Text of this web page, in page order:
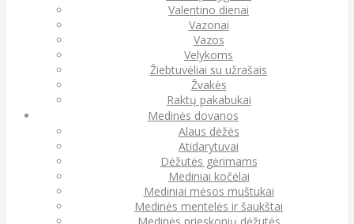
Valentino dienai
Vazonai
Vazos
Velykoms
Žiebtuvėliai su užrašais
Žvakės
Raktų pakabukai
Medinės dovanos
Alaus dėžės
Atidarytuvai
Dėžutės gėrimams
Mediniai kočėlai
Mediniai mėsos muštukai
Medinės mentelės ir šaukštai
Medinės prieskonių dėžutės